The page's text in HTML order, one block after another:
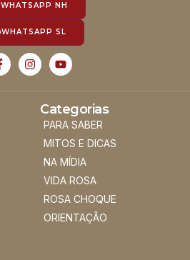
WHATSAPP NH
WHATSAPP SL
Categorias
PARA SABER
MITOS E DICAS
NA MÍDIA
VIDA ROSA
ROSA CHOQUE
ORIENTAÇÃO